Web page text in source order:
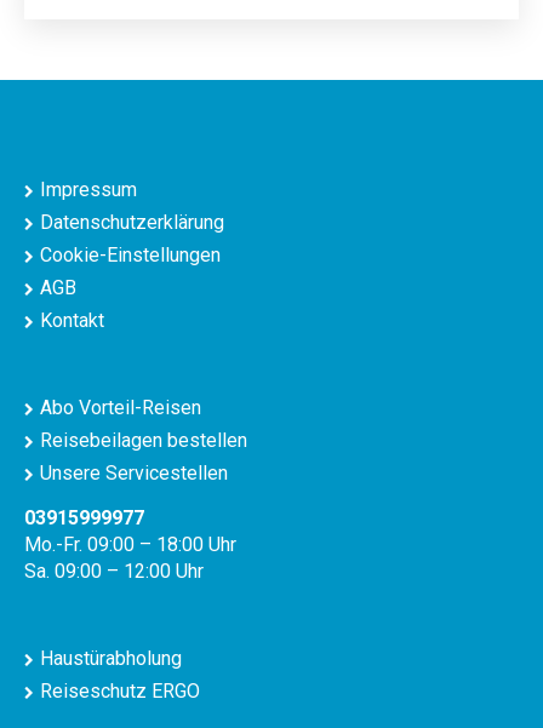
Impressum
Datenschutzerklärung
Cookie-Einstellungen
AGB
Kontakt
Abo Vorteil-Reisen
Reisebeilagen bestellen
Unsere Servicestellen
03915999977
Mo.-Fr. 09:00 – 18:00 Uhr
Sa. 09:00 – 12:00 Uhr
Haustürabholung
Reiseschutz ERGO